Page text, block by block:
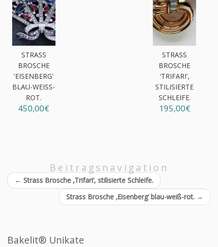
STRASS
BROSCHE
'EISENBERG'
BLAU-WEISS-R
OT.
450,00€
STRASS
BROSCHE
'TRIFARI',
STILISIERTE
SCHLEIFE.
195,00€
Beitragsnavigation
← Strass Brosche ‚Trifari‘, stilisierte Schleife.
Strass Brosche ‚Eisenberg‘ blau-weiß-rot. →
Bakelit® Unikate